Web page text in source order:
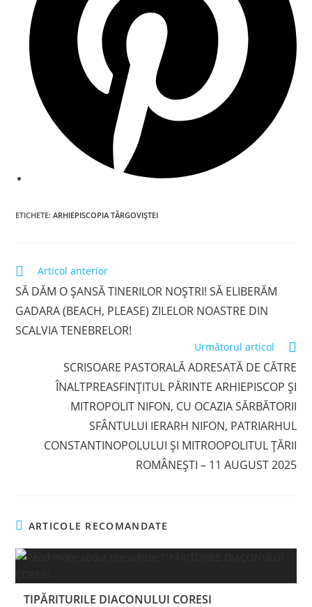
ETICHETE:ARHIEPISCOPIA TÂRGOVIȘTEI
Read
more
articles
Articol anterior
SĂ DĂM O ȘANSĂ TINERILOR NOȘTRI! SĂ ELIBERĂM
GADARA (BEACH, PLEASE) ZILELOR NOASTRE DIN
SCALVIA TENEBRELOR!
Următorul articol
SCRISOARE PASTORALĂ ADRESATĂ DE CĂTRE
ÎNALTPREASFINȚITUL PĂRINTE ARHIEPISCOP ȘI
MITROPOLIT NIFON, CU OCAZIA SĂRBĂTORII
SFÂNTULUI IERARH NIFON, PATRIARHUL
CONSTANTINOPOLULUI ȘI MITROOPOLITUL ȚĂRII
ROMÂNEȘTI – 11 AUGUST 2025
ARTICOLE RECOMANDATE
TIPĂRITURILE DIACONULUI CORESI